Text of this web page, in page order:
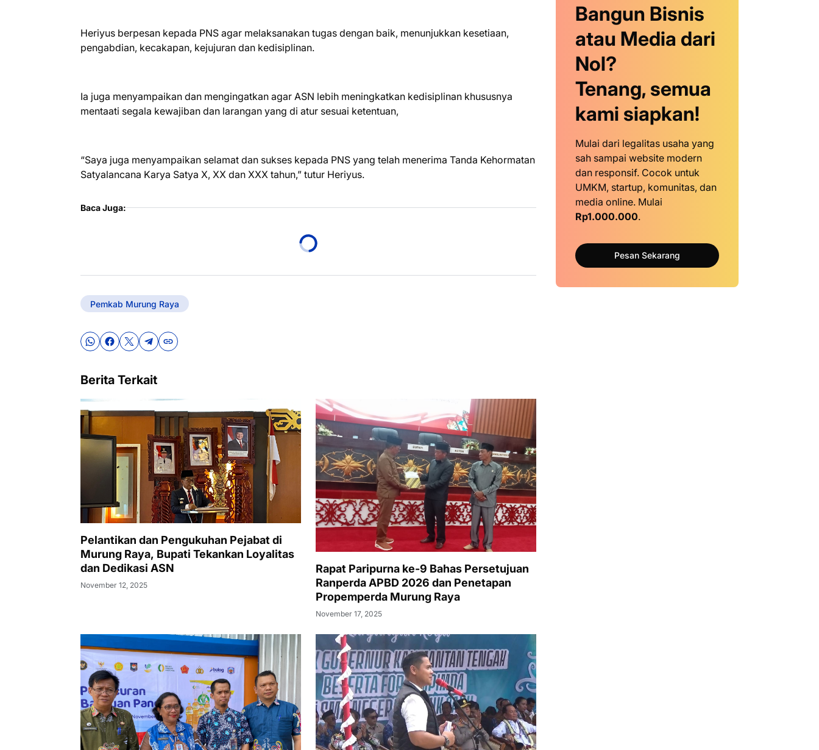
Heriyus berpesan kepada PNS agar melaksanakan tugas dengan baik, menunjukkan kesetiaan,
pengabdian, kecakapan, kejujuran dan kedisiplinan.
Ia juga menyampaikan dan mengingatkan agar ASN lebih meningkatkan kedisiplinan khususnya
mentaati segala kewajiban dan larangan yang di atur sesuai ketentuan,
“Saya juga menyampaikan selamat dan sukses kepada PNS yang telah menerima Tanda Kehormatan
Satyalancana Karya Satya X, XX dan XXX tahun,” tutur Heriyus.
Baca Juga:
Pemkab Murung Raya
Berita Terkait
Pelantikan dan Pengukuhan Pejabat di
Murung Raya, Bupati Tekankan Loyalitas
dan Dedikasi ASN
November 12, 2025
Rapat Paripurna ke-9 Bahas Persetujuan
Ranperda APBD 2026 dan Penetapan
Propemperda Murung Raya
November 17, 2025
Bangun Bisnis
atau Media dari
Nol?
Tenang, semua
kami siapkan!
Mulai dari legalitas usaha yang
sah sampai website modern
dan responsif. Cocok untuk
UMKM, startup, komunitas, dan
media online. Mulai
Rp1.000.000.
Pesan Sekarang